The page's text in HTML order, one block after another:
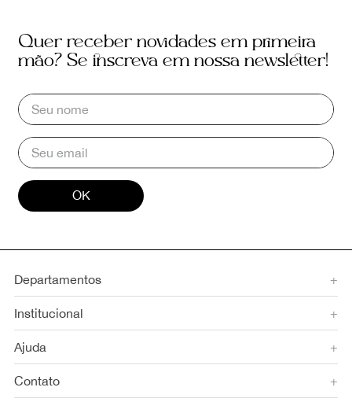
Quer receber novidades em primeira
mão? Se inscreva em nossa newsletter!
OK
Departamentos +
Institucional +
Ajuda +
Contato +